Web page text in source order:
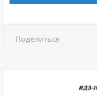
Поделиться